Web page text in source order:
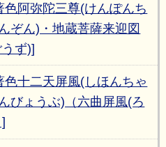
阿弥陀三尊(けんぽんち
ぞん)・地蔵菩薩来迎図
ず)]
十二天屏風(しほんちゃ
びょうぶ)（六曲屏風(ろ